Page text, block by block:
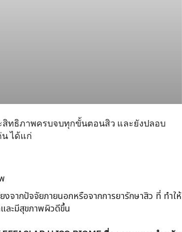
ระสิทธิภาพครบจบทุกขั้นตอนสิว และยังปลอบ
ได้แก่
งจากปัจจัยภายนอกหรือจากการยารักษาสิว ที่ ทำให้
ละมีสุขภาพผิวดีขึ้น